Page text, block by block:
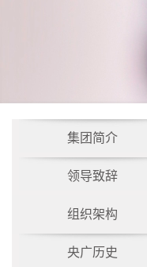
集团简介
领导致辞
组织架构
央广历史